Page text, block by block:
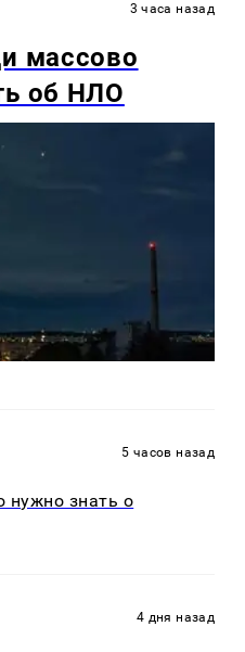
3 часа назад
массово
об НЛО
5 часов назад
нужно знать о
4 дня назад